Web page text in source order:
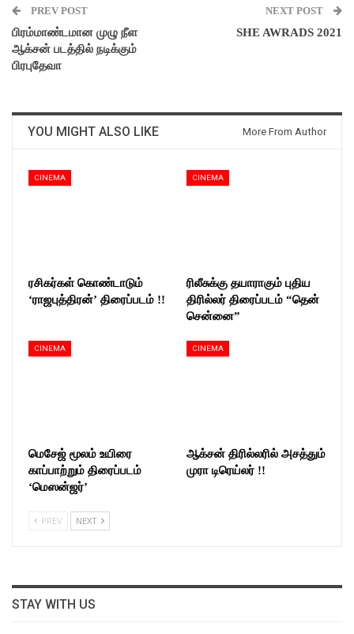
PREV POST
பிரம்மாண்டமான முழு நீள
ஆக்சன் படத்தில் நடிக்கும்
பிரபுதேவா
NEXT POST
SHE AWRADS 2021
YOU MIGHT ALSO LIKE More From Author
CINEMA
ரசிகர்கள் கொண்டாடும்
‘ராஜபுத்திரன்’ திரைப்படம் !!
CINEMA
ரிலீசுக்கு தயாராகும் புதிய
திரில்லர் திரைப்படம் “தென்
சென்னை”
CINEMA
மெசேஜ் மூலம் உயிரை
காப்பாற்றும் திரைப்படம்
‘மெஸன்ஜர்’
CINEMA
ஆக்சன் திரில்லரில் அசத்தும்
முரா டிரெய்லர் !!
PREV NEXT
STAY WITH US